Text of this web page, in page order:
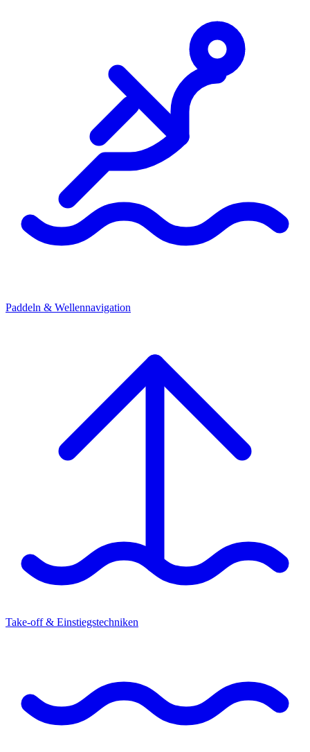
Paddeln & Wellennavigation
Take-off & Einstiegstechniken